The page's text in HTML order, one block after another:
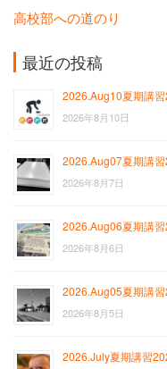
高校部への道のり
最近の投稿
2026.Aug10夏期講
2026年8月10日
2026.Aug07夏期講
2026年8月7日
2026.Aug06夏期講
2026年8月6日
2026.Aug05夏期講
2026年8月5日
2026.July夏期講習